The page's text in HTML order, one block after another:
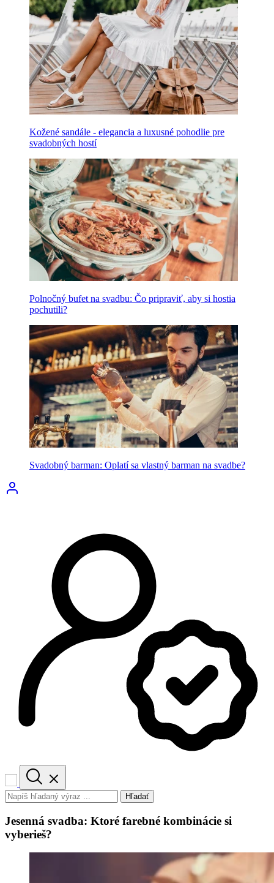
Kožené sandále - elegancia a luxusné pohodlie pre
svadobných hostí
Polnočný bufet na svadbu: Čo pripraviť, aby si hostia
pochutili?
Svadobný barman: Oplatí sa vlastný barman na svadbe?
Hľadať
Jesenná svadba: Ktoré farebné kombinácie si
vyberieš?